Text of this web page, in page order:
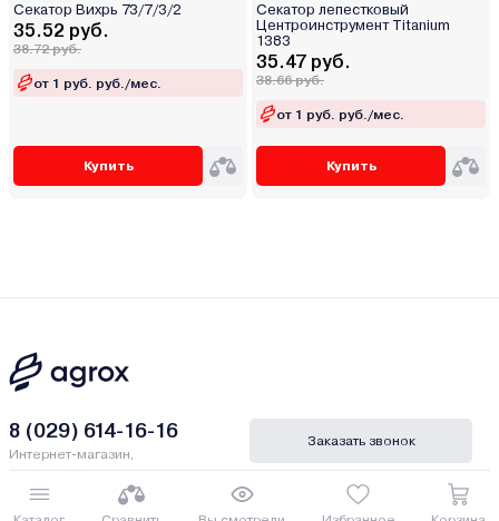
Секатор Вихрь 73/7/3/2
35.52 руб.
38.72 руб.
от 1 руб. руб./мес.
Купить
Секатор лепестковый
Центроинструмент Titanium
1383
35.47 руб.
38.66 руб.
от 1 руб. руб./мес.
Купить
8 (029) 614-16-16
Интернет-магазин,
09:00 - 20:00 ежедневно
8 (017) 310-16-16
Заказать звонок
Написать нам